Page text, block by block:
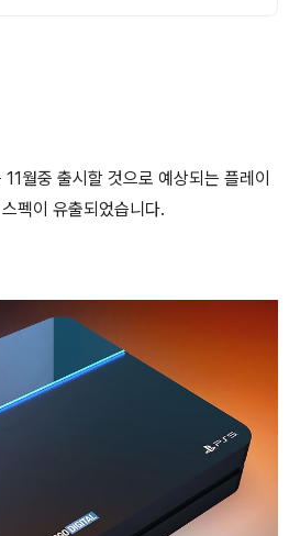
월중 출시할 것으로 예상되는 플레이
펙이 유출되었습니다.